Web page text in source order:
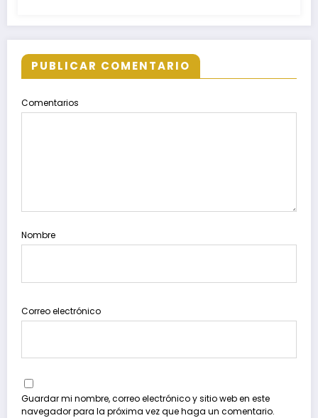
PUBLICAR COMENTARIO
Comentarios
Nombre
Correo electrónico
Guardar mi nombre, correo electrónico y sitio web en este
navegador para la próxima vez que haga un comentario.